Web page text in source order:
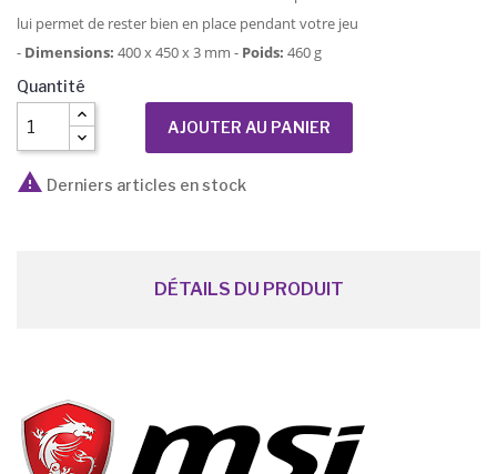
lui permet de rester bien en place pendant votre jeu
- Dimensions: 400 x 450 x 3 mm - Poids: 460 g
Quantité
AJOUTER AU PANIER
 Derniers articles en stock
DÉTAILS DU PRODUIT